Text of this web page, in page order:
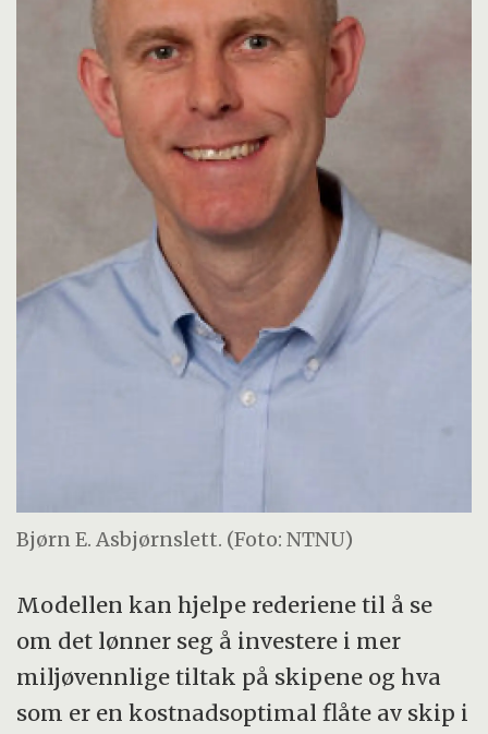
Bjørn E. Asbjørnslett. (Foto: NTNU)
Modellen kan hjelpe rederiene til å se
om det lønner seg å investere i mer
miljøvennlige tiltak på skipene og hva
som er en kostnadsoptimal flåte av skip i